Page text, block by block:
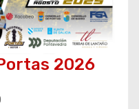
2026